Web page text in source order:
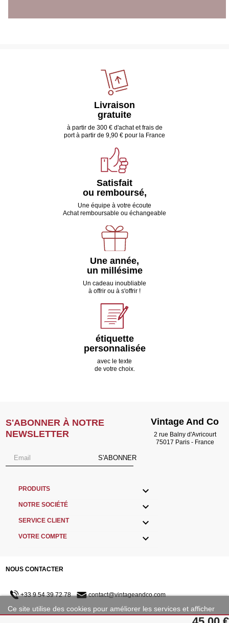
Ce site utilise des cookies pour améliorer les services et afficher
Livraison
gratuite
à partir de 300 € d'achat et frais de
port à partir de 9,90 € pour la France
Satisfait
ou remboursé,
Une équipe à votre écoute
Achat remboursable ou échangeable
Une année,
un millésime
Un cadeau inoubliable
à offrir ou à s'offrir !
étiquette
personnalisée
avec le texte
de votre choix.
S'ABONNER À NOTRE
NEWSLETTER
S'ABONNER
PRODUITS 
NOTRE SOCIÉTÉ 
SERVICE CLIENT 
VOTRE COMPTE 
Vintage And Co
2 rue Balny d'Avricourt
75017 Paris - France
NOUS CONTACTER
+33 9 54 39 72 78 contact@vintageandco.com